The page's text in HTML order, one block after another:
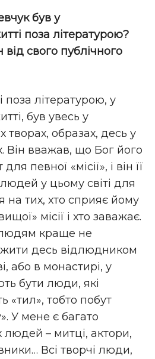
був у
поза літературою?
від свого публічного
поза літературою, у
був увесь у
творах, образах, десь у
Він вважав, що Бог його
певної «місії», і він її
у цьому світі для
на тих, хто сприяє йому
місії і хто заважає.
краще не
жити десь відлюдником
або в монастирі, у
бути люди, які
«тил», тобто побут
У мене є багато
людей – митці, актори,
Всі творчі люди,